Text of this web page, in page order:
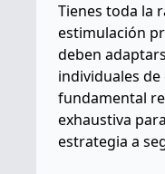
Tienes toda la
estimulación
deben
individuales de
fundamental
exhaustiva
estrategia a